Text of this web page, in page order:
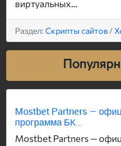
виртуальных...
Раздел: Скрипты сайтов /
Mostbet Partners —
программа БК...
Mostbet Partners —